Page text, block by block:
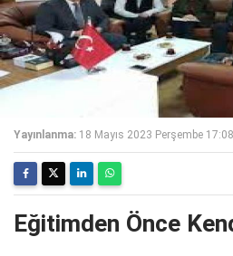
Yayınlanma: 18 Mayıs 2023 Perşembe 17:08
Eğitimden Önce